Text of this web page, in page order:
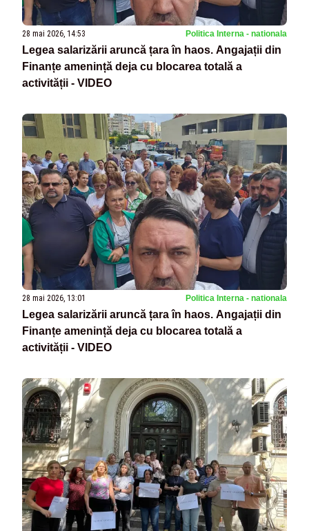
28 mai 2026, 14:53 Politica Interna - nationala
Legea salarizării aruncă țara în haos. Angajații din
Finanțe amenință deja cu blocarea totală a
activității - VIDEO
28 mai 2026, 13:01 Politica Interna - nationala
Legea salarizării aruncă țara în haos. Angajații din
Finanțe amenință deja cu blocarea totală a
activității - VIDEO